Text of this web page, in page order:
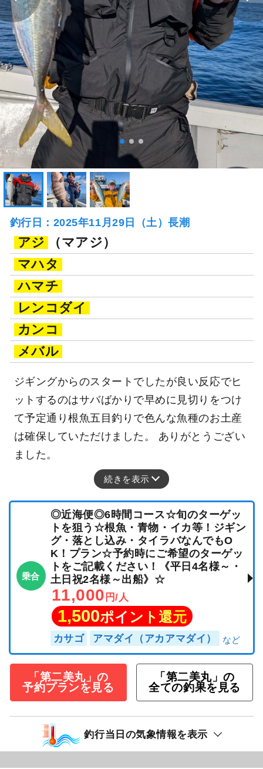
釣行日：2025年11月29日（土）長潮
アジ
（マアジ）
マハタ
ハマチ
レンコダイ
カンコ
メバル
ジギングからのスタートでしたが良い反応でヒ
ットするのはサバばかりで早めに見切りをつけ
て予定通り根魚五目釣りで色んな魚種のお土産
は確保していただけました。 ありがとうござい
ました。
続きを表示
乗合
◎近海便◎6時間コース☆旬のターゲッ
トを狙う☆根魚・青物・イカ等！ジギン
グ・落とし込み・タイラバなんでもO
K！プラン☆予約時にご希望のターゲッ
トをご記載ください！《平日4名様～・
土日祝2名様～出船》☆
11,000 円/人
1,500ポイント還元
カサゴ アマダイ（アカアマダイ）
「第二美丸」の
予約プランを見る
「第二美丸」の
全ての釣果を見る
釣行当日の気象情報を表示